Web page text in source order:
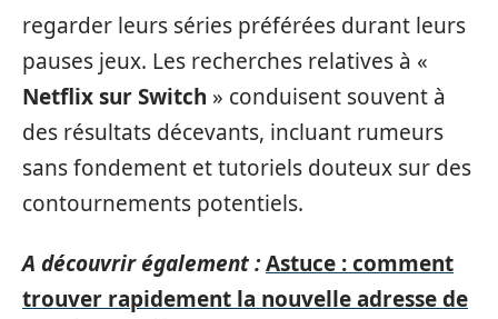
regarder leurs séries préférées durant leurs
pauses jeux. Les recherches relatives à «
Netflix sur Switch » conduisent souvent à
des résultats décevants, incluant rumeurs
sans fondement et tutoriels douteux sur des
contournements potentiels.
A découvrir également :Astuce : comment
trouver rapidement la nouvelle adresse de